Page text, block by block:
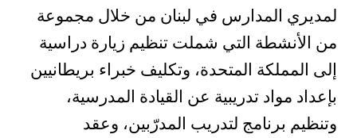
لمديري المدارس في لبنان من خلال مجموعة
من الأنشطة التي شملت تنظيم زيارة دراسية
إلى المملكة المتحدة، وتكليف خبراء بريطانيين
بإعداد مواد تدريبية عن القيادة المدرسية،
وتنظيم برنامج لتدريب المدرّبين، وعقد